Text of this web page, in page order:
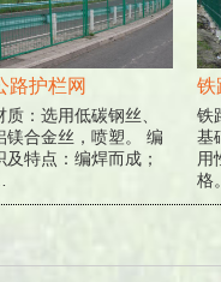
路护栏网
：选用低碳钢丝、
合金丝，喷塑。 编
特点：编焊而成；
铁
铁
基
用
格。